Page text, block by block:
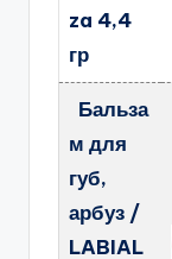
za 4,4
гр
Бальза
м для
губ,
арбуз /
LABIAL